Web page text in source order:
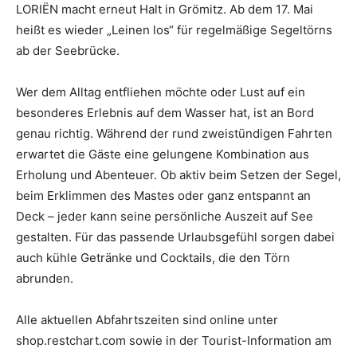
LORIËN macht erneut Halt in Grömitz. Ab dem 17. Mai
heißt es wieder „Leinen los“ für regelmäßige Segeltörns
ab der Seebrücke.
Wer dem Alltag entfliehen möchte oder Lust auf ein
besonderes Erlebnis auf dem Wasser hat, ist an Bord
genau richtig. Während der rund zweistündigen Fahrten
erwartet die Gäste eine gelungene Kombination aus
Erholung und Abenteuer. Ob aktiv beim Setzen der Segel,
beim Erklimmen des Mastes oder ganz entspannt an
Deck – jeder kann seine persönliche Auszeit auf See
gestalten. Für das passende Urlaubsgefühl sorgen dabei
auch kühle Getränke und Cocktails, die den Törn
abrunden.
Alle aktuellen Abfahrtszeiten sind online unter
shop.restchart.com sowie in der Tourist-Information am